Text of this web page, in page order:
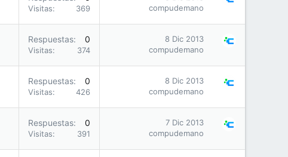
Visitas 369
compudemano
Respuestas 0
Visitas 374
8 Dic 2013
compudemano
Respuestas 0
Visitas 426
8 Dic 2013
compudemano
Respuestas 0
Visitas 391
7 Dic 2013
compudemano